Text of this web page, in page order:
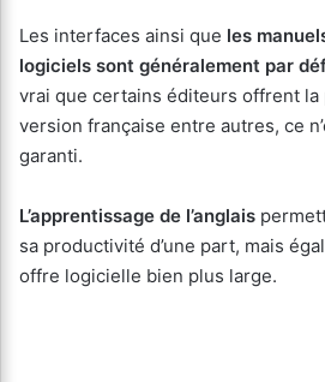
Les interfaces ainsi que les
logiciels sont généralement par
vrai que certains éditeurs offrent la
version française entre autres, ce
garanti.
L’apprentissage de l’anglais
sa productivité d’une part, mais
offre logicielle bien plus large.